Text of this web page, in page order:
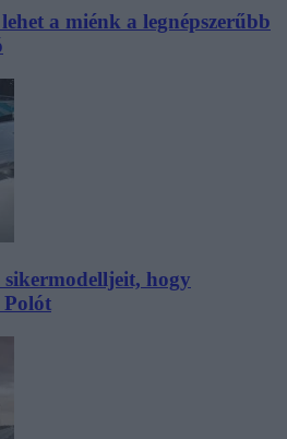
a miénk a legnépszerűbb
hogy
Polót